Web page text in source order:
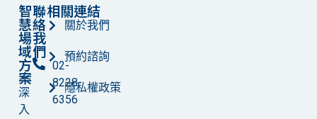
智
慧
場
域
方
案
深
入
聯
絡
我
們
02-
8228-
6356
相關連結
關於我們
預約諮詢
隱私權政策